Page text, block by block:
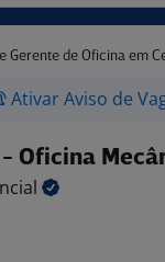
Gerente de Oficina em
Ativar Aviso de
Oficina